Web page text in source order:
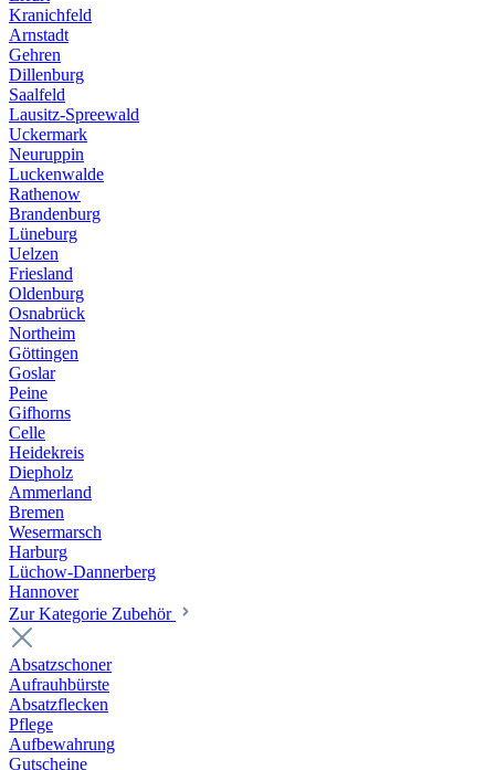
Kranichfeld
Arnstadt
Gehren
Dillenburg
Saalfeld
Lausitz-Spreewald
Uckermark
Neuruppin
Luckenwalde
Rathenow
Brandenburg
Lüneburg
Uelzen
Friesland
Oldenburg
Osnabrück
Northeim
Göttingen
Goslar
Peine
Gifhorns
Celle
Heidekreis
Diepholz
Ammerland
Bremen
Wesermarsch
Harburg
Lüchow-Dannerberg
Hannover
Zur Kategorie Zubehör
Absatzschoner
Aufrauhbürste
Absatzflecken
Pflege
Aufbewahrung
Gutscheine